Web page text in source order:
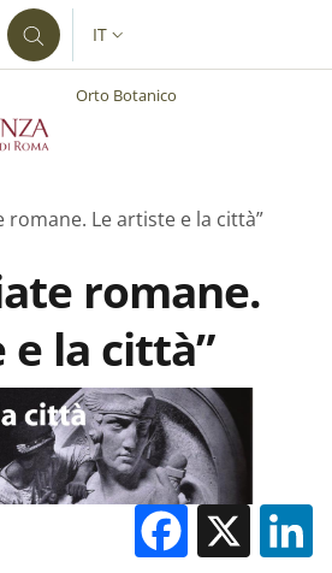
SELETTORE LINGUA:
IT
Orto Botanico
romane. Le artiste e la città”
romane.
la città”
X